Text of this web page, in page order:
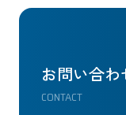
お問い合わ
CONTACT